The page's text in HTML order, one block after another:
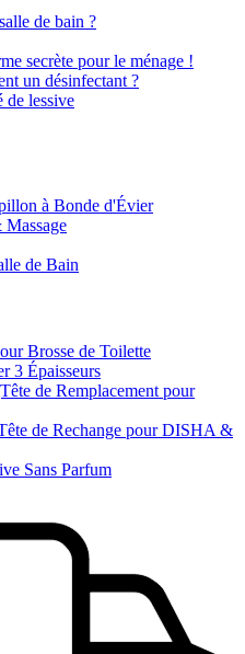
de bain ?
secrète pour le ménage !
un désinfectant ?
de lessive
à Bonde d'Évier
de Bain
Brosse de Toilette
3 Épaisseurs
de Remplacement pour
de Rechange pour DISHA &
Sans Parfum